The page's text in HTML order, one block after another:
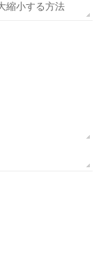
縮小する方法